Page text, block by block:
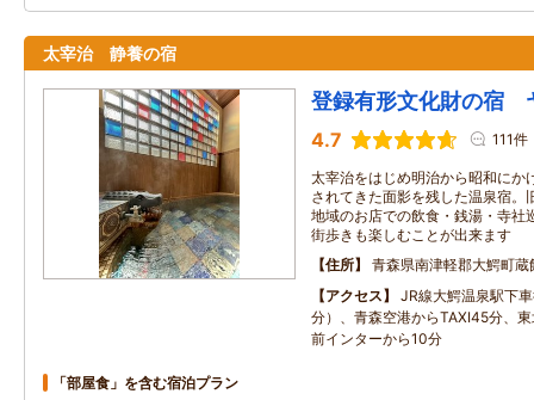
太宰治 静養の宿
登録有形文化財の宿
4.7 111件
太宰治をはじめ明治から昭和にか
されてきた面影を残した温泉宿。
地域のお店での飲食・銭湯・寺社
街歩きも楽しむことが出来ます
住所
青森県南津軽郡大鰐町
アクセス
JR線大鰐温泉駅下
分）、青森空港からTAXI45分、
前インターから10分
「部屋食」を含む宿泊プラン